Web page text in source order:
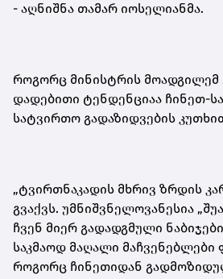
- აღნიშნა თამარ იოსელიანმა.
როგორც მინისტრის მოადგილემ
დადებითი ტენდენციაა ჩინეთ-
სატვირთო გადაზიდვების
„ტვირთნაკადის მხრივ ზრდის
გვაქვს. უმნიშვნელოვანესია
ჩვენ მიერ გადადგმული
საკმაოდ მაღალი მაჩვენებლები
როგორც ჩინეთიდან